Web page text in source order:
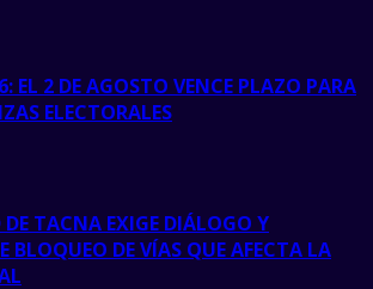
EL 2 DE AGOSTO VENCE PLAZO PARA
ELECTORALES
TACNA EXIGE DIÁLOGO Y
BLOQUEO DE VÍAS QUE AFECTA LA